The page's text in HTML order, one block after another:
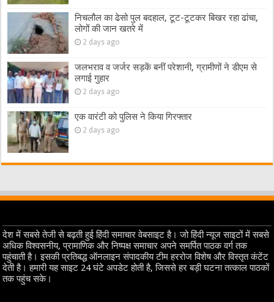
निचलौल का ढेसो पुल बदहाल, टूट-टूटकर बिखर रहा ढांचा,
लोगों की जान खतरे में
2 days ago
जलभराव व जर्जर सड़कें बनीं परेशानी, ग्रामीणों ने डीएम से
लगाई गुहार
2 days ago
एक वारंटी को पुलिस ने किया गिरफ्तार
2 days ago
देश में सबसे तेजी से बढ़ती हुई हिंदी समाचार वेबसाइट है। जो हिंदी न्यूज साइटों में सबसे
अधिक विश्वसनीय, प्रामाणिक और निष्पक्ष समाचार अपने समर्पित पाठक वर्ग तक
पहुंचाती है। इसकी प्रतिबद्ध ऑनलाइन संपादकीय टीम हररोज विशेष और विस्तृत कंटेंट
देती है। हमारी यह साइट 24 घंटे अपडेट होती है, जिससे हर बड़ी घटना तत्काल पाठकों
तक पहुंच सके।